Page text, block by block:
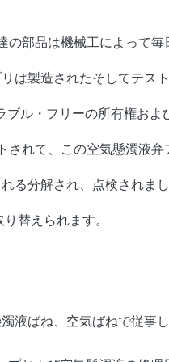
の部品は機械工によって毎
は製造されたそしてテス
ル・フリーの所有権およ
れて、この空気懸濁液
る分解され、点検されま
替えられます。
液ばね、空気ばねで従事し